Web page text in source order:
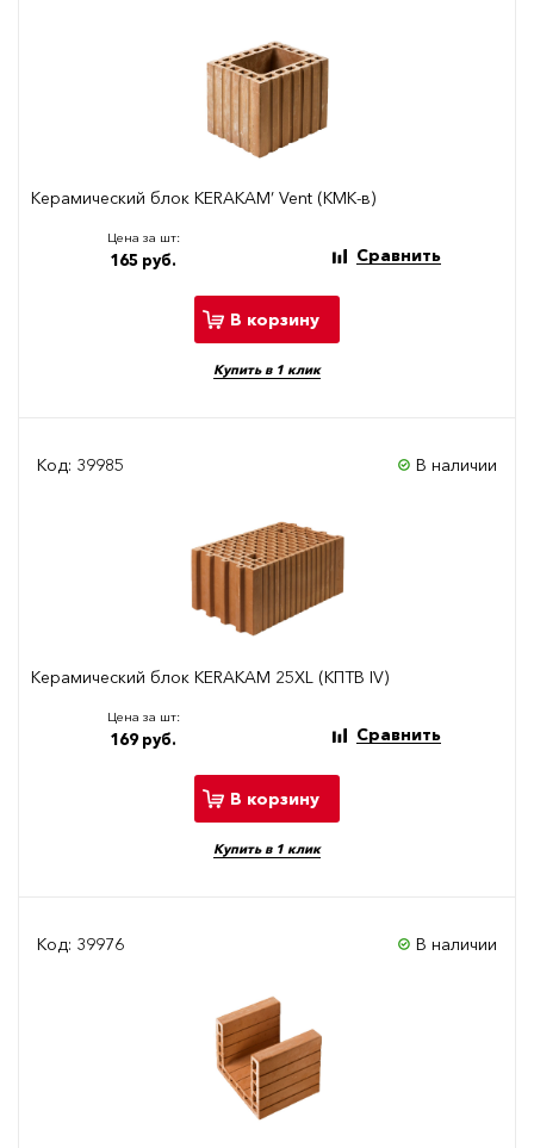
Керамический блок KERAKAM’ Vent (КМК-в)
Цена за шт:
165 руб. Сравнить
В корзину
Купить в 1 клик
Код: 39985 В наличии
Керамический блок KERAKAM 25XL (КПТВ IV)
Цена за шт:
169 руб. Сравнить
В корзину
Купить в 1 клик
Код: 39976 В наличии